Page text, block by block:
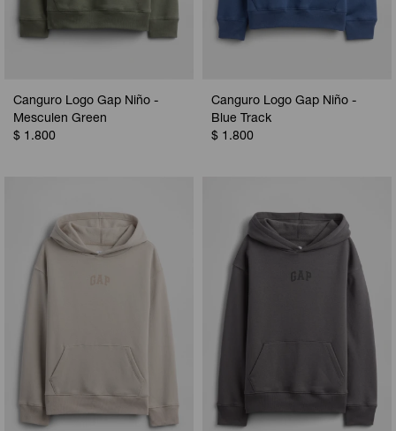
Canguro Logo Gap Niño -
Mesculen Green
$ 1.800
Canguro Logo Gap Niño -
Blue Track
$ 1.800